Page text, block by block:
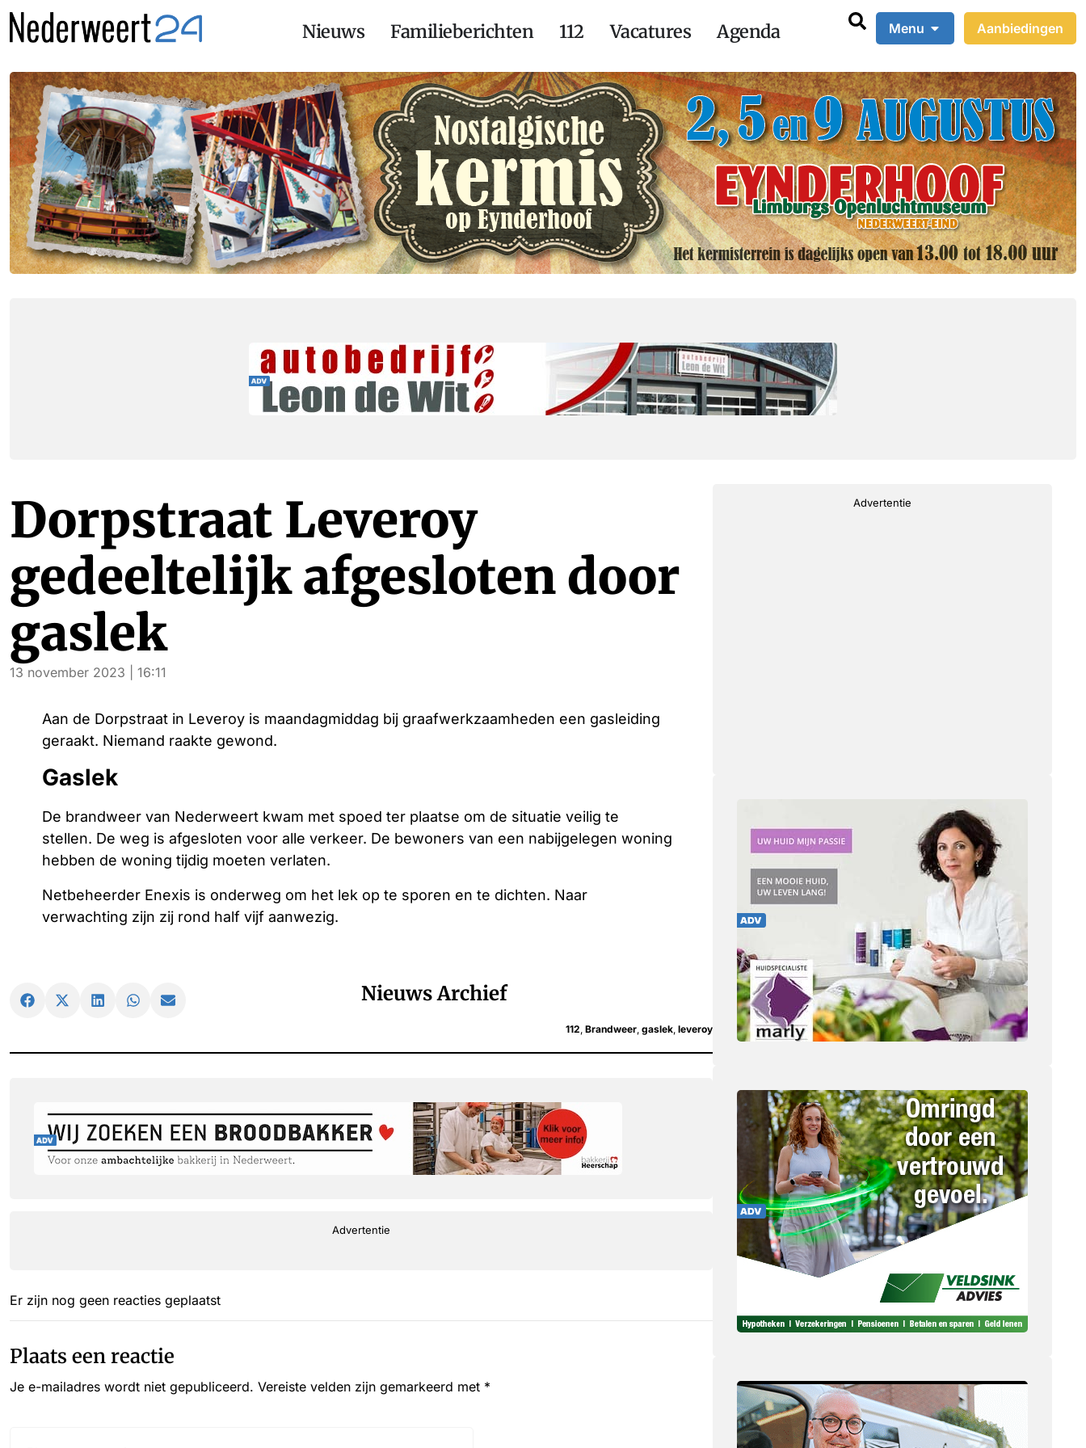
Nieuws Familieberichten 112 Vacatures Agenda Menu Aanbiedingen
Dorpstraat Leveroy
gedeeltelijk afgesloten door
gaslek
13 november 2023 | 16:11
Aan de Dorpstraat in Leveroy is maandagmiddag bij graafwerkzaamheden een gasleiding
geraakt. Niemand raakte gewond.
Gaslek
De brandweer van Nederweert kwam met spoed ter plaatse om de situatie veilig te
stellen. De weg is afgesloten voor alle verkeer. De bewoners van een nabijgelegen woning
hebben de woning tijdig moeten verlaten.
Netbeheerder Enexis is onderweg om het lek op te sporen en te dichten. Naar
verwachting zijn zij rond half vijf aanwezig.
Nieuws Archief
112 Brandweer gaslek leveroy
Advertentie
Er zijn nog geen reacties geplaatst
Plaats een reactie
Je e-mailadres wordt niet gepubliceerd. Vereiste velden zijn gemarkeerd met *
Advertentie